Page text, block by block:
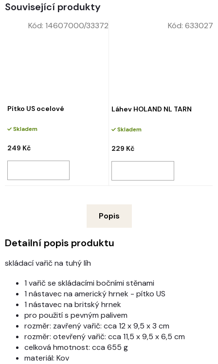
Související produkty
Pítko US ocelové
Skladem
249 Kč
Kód: 14607000/33372
Láhev HOLAND NL TARN
Skladem
229 Kč
Kód: 633027
Popis
Detailní popis produktu
skládací vařič na tuhý líh
1 vařič se skládacími bočními stěnami
1 nástavec na americký hrnek - pítko US
1 nástavec na britský hrnek
pro použití s ​​pevným palivem
rozměr: zavřený vařič: cca 12 x 9,5 x 3 cm
rozměr: otevřený vařič: cca 11,5 x 9,5 x 6,5 cm
celková hmotnost: cca 655 g
materiál: Kov